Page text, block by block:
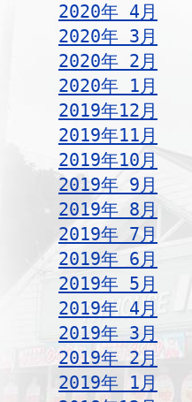
2020年 4月
2020年 3月
2020年 2月
2020年 1月
2019年12月
2019年11月
2019年10月
2019年 9月
2019年 8月
2019年 7月
2019年 6月
2019年 5月
2019年 4月
2019年 3月
2019年 2月
2019年 1月